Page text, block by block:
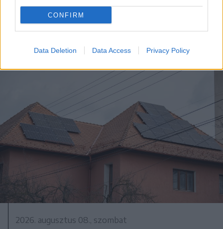
CONFIRM
Data Deletion Data Access Privacy Policy
A rovat további cikkei
2026. augusztus 08., szombat